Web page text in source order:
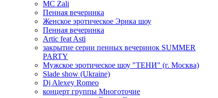
MC Zali
Пенная вечеринка
Женское эротическое Эрика шоу
Пенная вечеринка
Artic feat Asti
закрытие серии пенных вечеринок SUMMER
PARTY
Мужское эротическое шоу "ТЕНИ" (г. Москва)
Slade show (Ukraine)
Dj Alexey Romeo
концерт группы Многоточие